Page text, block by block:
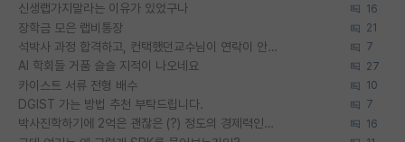
신생랩가지말라는 이유가 있었구나 16
장학금 모은 랩비통장 21
석박사 과정 합격하고, 컨택했던교수님이 연락이 안됩니다... 7
AI 학회들 거품 슬슬 지적이 나오네요 27
카이스트 서류 전형 배수 10
DGIST 가는 방법 추천 부탁드립니다. 7
박사진학하기에 2억은 괜찮은 (?) 정도의 경제력인가요 16